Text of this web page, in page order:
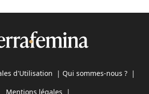
d'Utilisation | Qui sommes-nous ? |
Mentions légales |